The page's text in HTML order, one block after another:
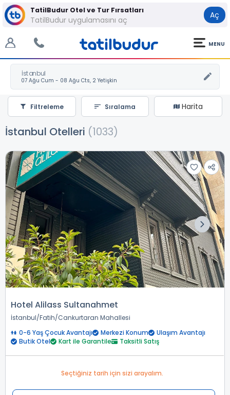
TatilBudur Otel ve Tur Fırsatları
TatilBudur uygulamasını aç Aç
MENU
İstanbul
Harita
Sıralama
Filtreleme
İstanbul Otelleri (1033)
Hotel Alilass Sultanahmet
İstanbul Fatih Cankurtaran Mahallesi
0-6 Yaş Çocuk Avantajı
Merkezi Konum
Ulaşım Avantajı
Butik Otel
Kart ile Garantile Taksitli Satış
Seçtiğiniz tarih için sizi arayalım.